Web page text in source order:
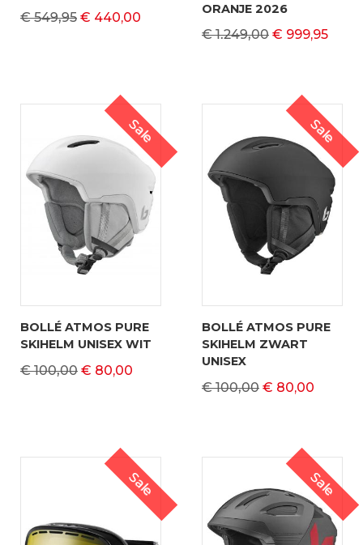
€ 549,95 € 440,00
ORANJE 2026
€ 1.249,00 € 999,95
Sale
BOLLÉ ATMOS PURE
SKIHELM UNISEX WIT
€ 100,00 € 80,00
Sale
BOLLÉ ATMOS PURE
SKIHELM ZWART
UNISEX
€ 100,00 € 80,00
Sale Sale